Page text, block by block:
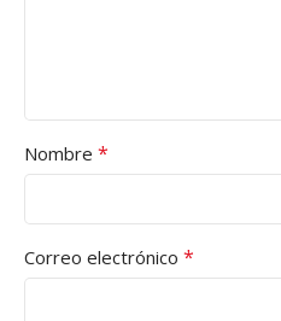
Nombre *
Correo electrónico *